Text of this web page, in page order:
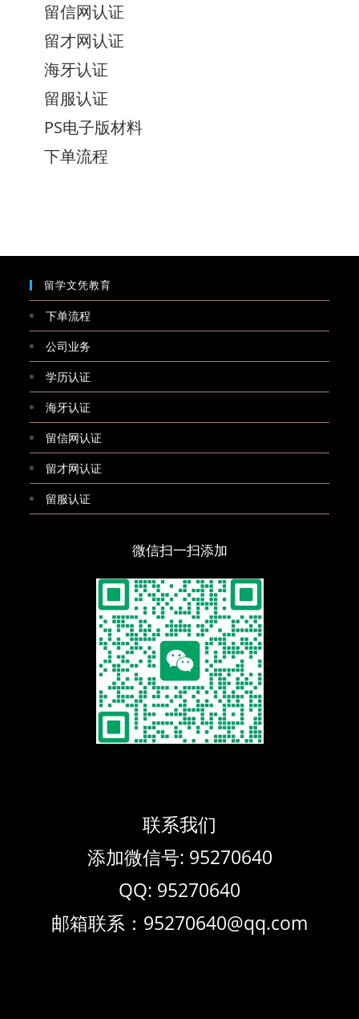
留信网认证
留才网认证
海牙认证
留服认证
PS电子版材料
下单流程
留学文凭教育
下单流程
公司业务
学历认证
海牙认证
留信网认证
留才网认证
留服认证
微信扫一扫添加
联系我们
添加微信号: 95270640
QQ: 95270640
邮箱联系：95270640@qq.com